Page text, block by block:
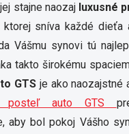
stajne naozajluxusné
sníva každé dieťa
Vášmu synovi tú
takto širokému
GTS je ako naozajstné
posteľ auto GTS
aby bol pokoj Vášho